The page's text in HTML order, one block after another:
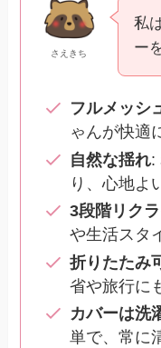
さえきち
私
ー
フルメッシ
ゃんが快適
自然な揺れ:
り、心地よ
3段階リク
や生活スタ
折りたたみ
省や旅行に
カバーは洗
単で、常に